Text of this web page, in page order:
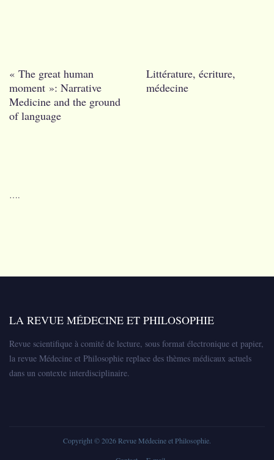
« The great human
moment »: Narrative
Medicine and the ground
of language
Littérature, écriture,
médecine
….
LA REVUE MÉDECINE ET PHILOSOPHIE
Revue scientifique à comité de lecture, sous format électronique et papier,
la revue Médecine et Philosophie replace des thèmes médicaux actuels
dans un contexte interdisciplinaire.
Copyright © 2026Revue Médecine et Philosophie